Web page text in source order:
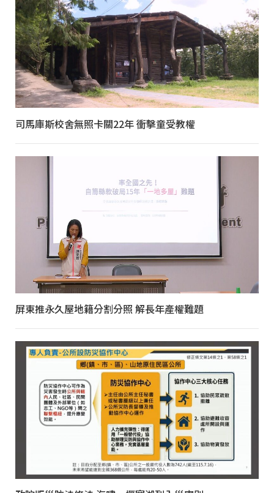
司馬庫斯校舍無照卡關22年 衝擊童受教權
屏東推永久屋地籍分割分照 解長年產權難題